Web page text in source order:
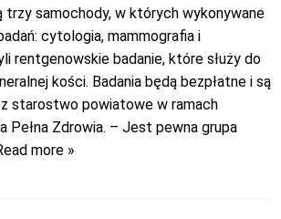
samochody, w których wykonywane
cytologia, mammografia i
rentgenowskie badanie, które służy do
kości. Badania będą bezpłatne i są
starostwo powiatowe w ramach
Pełna Zdrowia. – Jest pewna grupa
more »